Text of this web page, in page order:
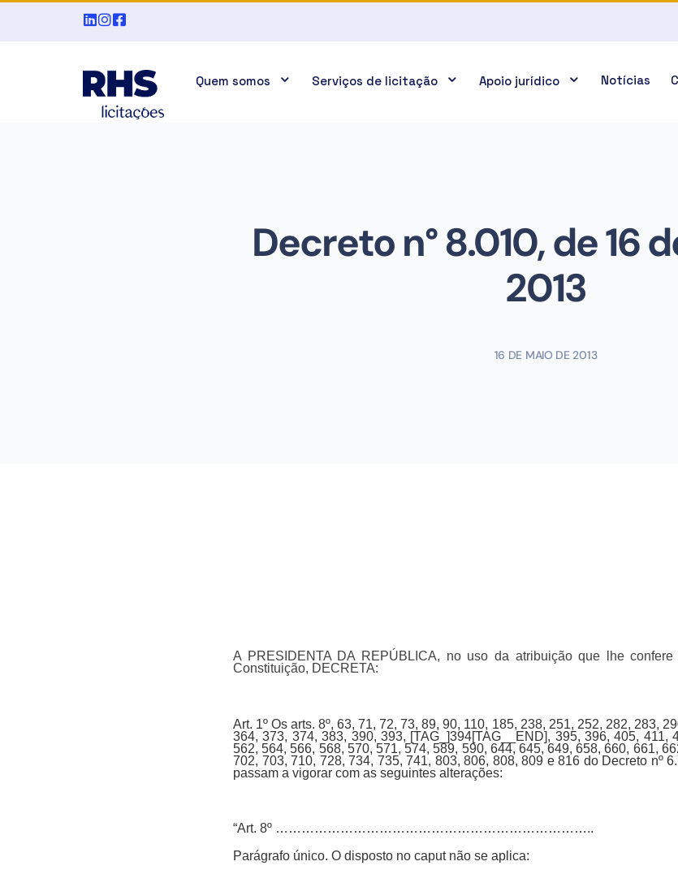
Quem somos Serviços de licitação Apoio jurídico Notícias
Decreto n° 8.010, de 16
2013
16 DE MAIO DE 2013
A PRESIDENTA DA REPÚBLICA, no uso da atribuição que lhe
Constituição, DECRETA:
Art. 1º Os arts. 8º, 63, 71, 72, 73, 89, 90, 110, 185, 238, 251, 252, 282, 283,
364, 373, 374, 383, 390, 393, [TAG_]394[TAG__END], 395, 396, 405, 411,
562, 564, 566, 568, 570, 571, 574, 589, 590, 644, 645, 649, 658, 660, 661,
702, 703, 710, 728, 734, 735, 741, 803, 806, 808, 809 e 816 do Decreto nº
passam a vigorar com as seguintes alterações:
“Art. 8º ………………………………………………………………..
Parágrafo único. O disposto no caput não se aplica: